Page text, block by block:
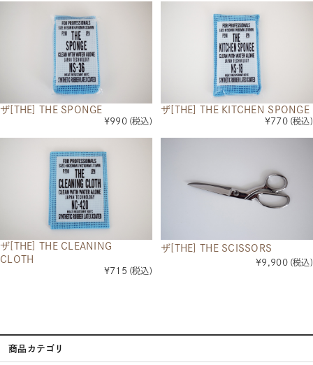
ザ[THE] THE SPONGE
¥990 (税込)
ザ[THE] THE KITCHEN SPONGE
¥770 (税込)
ザ[THE] THE CLEANING
CLOTH
¥715 (税込)
ザ[THE] THE SCISSORS
¥9,900 (税込)
商品カテゴリ